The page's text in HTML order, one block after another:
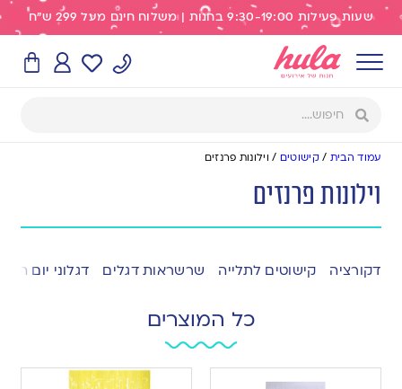
שעות פעילות 9:30-19:00 בחנות | משלוח חינם מעל 299 ש"ח
עמוד הבית / קישוטים / וילונות פרנזים
וילונות פרנזים
דקורציה קישוטים לתלייה שרשראות דגלים דגלוני יום
כל המוצרים